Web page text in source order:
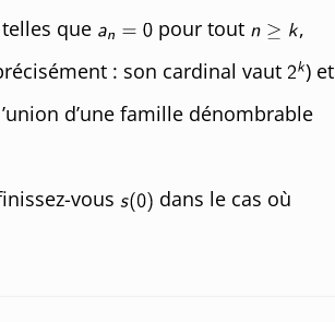
telles que pour tout
,
: son cardinal vaut
) et
d’une famille dénombrable
vous
dans le cas où